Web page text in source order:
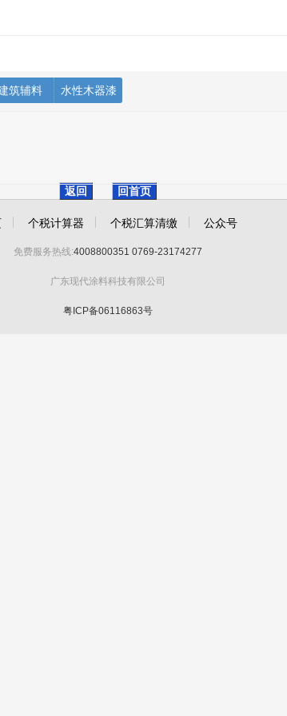
筑辅料 水性木器漆
返回 回首页
个税计算器 个税汇算清缴 公众号
免费服务热线:4008800351 0769-23174277
广东现代涂料科技有限公司
粤ICP备06116863号